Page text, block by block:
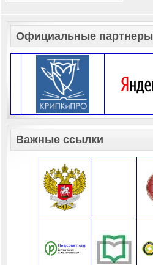
Официальные партнеры
Важные ссылки